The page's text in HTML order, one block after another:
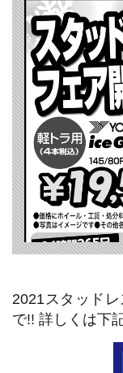
2021スタッド
で!! 詳しくは下